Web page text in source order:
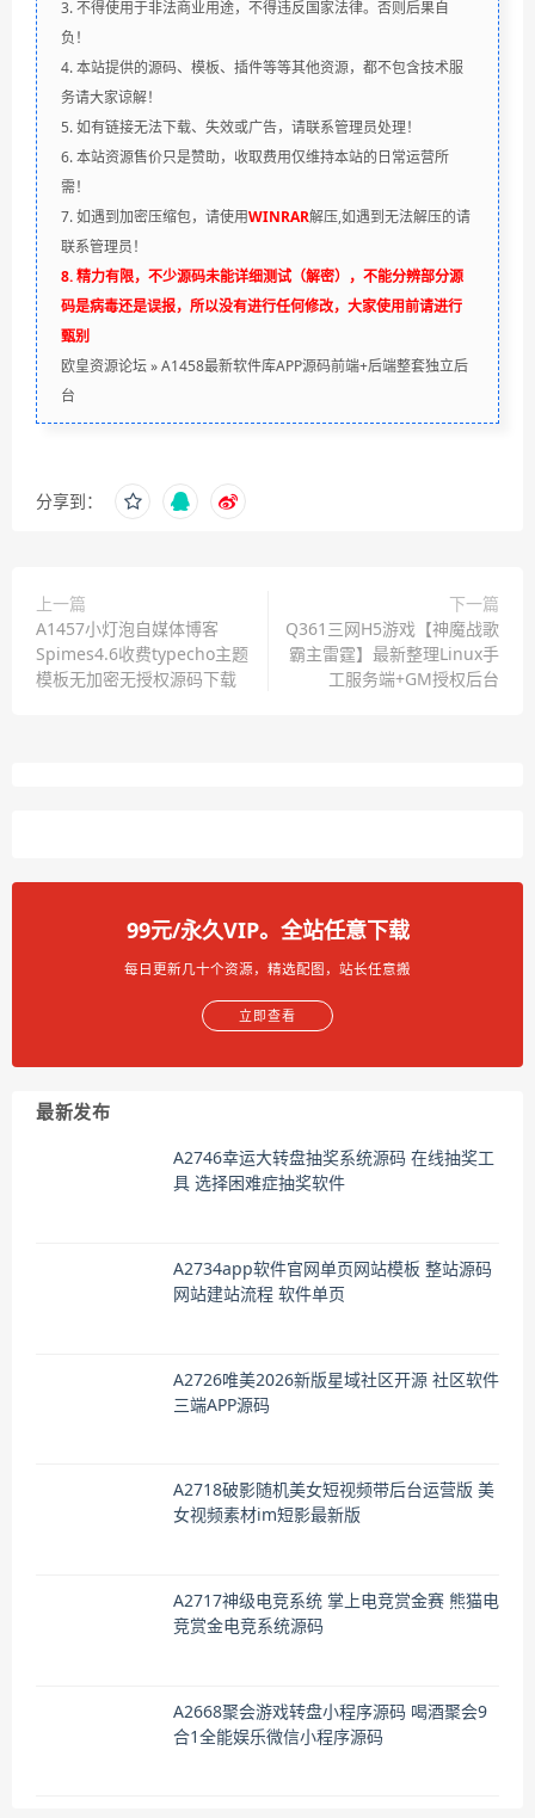
3. 不得使用于非法商业用途，不得违反国家法律。否则后果自
负！
4. 本站提供的源码、模板、插件等等其他资源，都不包含技术服
务请大家谅解！
5. 如有链接无法下载、失效或广告，请联系管理员处理！
6. 本站资源售价只是赞助，收取费用仅维持本站的日常运营所
需！
7. 如遇到加密压缩包，请使用WINRAR解压,如遇到无法解压的请
联系管理员！
8. 精力有限，不少源码未能详细测试（解密），不能分辨部分源
码是病毒还是误报，所以没有进行任何修改，大家使用前请进行
甄别
欧皇资源论坛»A1458最新软件库APP源码前端+后端整套独立后
台
分享到：
上一篇
A1457小灯泡自媒体博客
Spimes4.6收费typecho主题
模板无加密无授权源码下载
下一篇
Q361三网H5游戏【神魔战歌
霸主雷霆】最新整理Linux手
工服务端+GM授权后台
99元/永久VIP。全站任意下载
每日更新几十个资源，精选配图，站长任意搬
立即查看
最新发布
A2746幸运大转盘抽奖系统源码 在线抽奖工
具 选择困难症抽奖软件
A2734app软件官网单页网站模板 整站源码
网站建站流程 软件单页
A2726唯美2026新版星域社区开源 社区软件
三端APP源码
A2718破影随机美女短视频带后台运营版 美
女视频素材im短影最新版
A2717神级电竞系统 掌上电竞赏金赛 熊猫电
竞赏金电竞系统源码
A2668聚会游戏转盘小程序源码 喝酒聚会9
合1全能娱乐微信小程序源码